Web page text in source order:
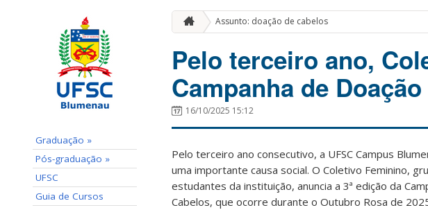
Graduação »
Pós-graduação »
UFSC
Guia de Cursos
Assunto: doação de cabelos
Pelo terceiro ano,
Campanha de
16/10/2025 15:12
Pelo terceiro ano consecutivo, a UFSC Campus
uma importante causa social. O Coletivo Feminino,
estudantes da instituição, anuncia a 3ª edição da
Cabelos, que ocorre durante o Outubro Rosa de